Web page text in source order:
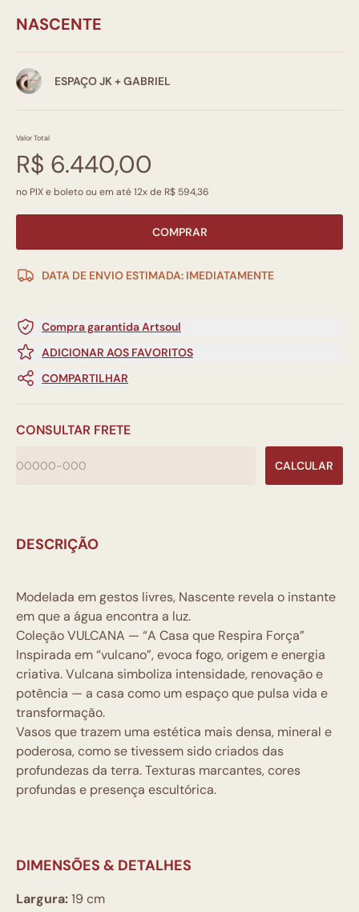
NASCENTE
ESPAÇO JK + GABRIEL
Valor Total
R$ 6.440,00
no PIX e boleto ou em até 12x de R$ 594,36
COMPRAR
DATA DE ENVIO ESTIMADA: IMEDIATAMENTE
Compra garantida Artsoul
ADICIONAR AOS FAVORITOS
COMPARTILHAR
CONSULTAR FRETE
CALCULAR
DESCRIÇÃO
Modelada em gestos livres, Nascente revela o instante
em que a água encontra a luz.
Coleção VULCANA — “A Casa que Respira Força”
Inspirada em “vulcano”, evoca fogo, origem e energia
criativa. Vulcana simboliza intensidade, renovação e
potência — a casa como um espaço que pulsa vida e
transformação.
Vasos que trazem uma estética mais densa, mineral e
poderosa, como se tivessem sido criados das
profundezas da terra. Texturas marcantes, cores
profundas e presença escultórica.
DIMENSÕES & DETALHES
Largura:19 cm